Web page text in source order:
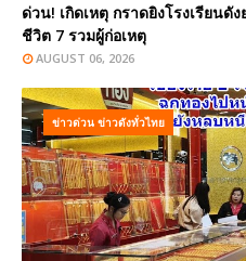
ด่วน! เกิดเหตุ กราดยิงโรงเรียน
ชีวิต 7 รวมผู้ก่อเหตุ
AUGUST 06, 2026
ข่าวด่วน ข่าวดังทั่วไทย